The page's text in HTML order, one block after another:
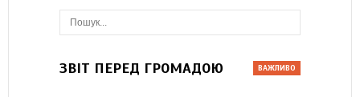
ЗВІТ ПЕРЕД ГРОМАДОЮ